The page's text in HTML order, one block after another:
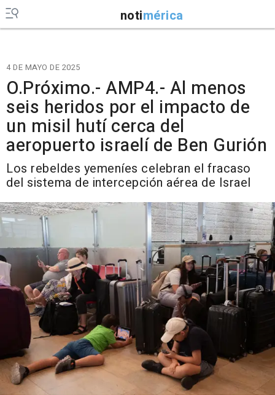
notimérica
4 DE MAYO DE 2025
O.Próximo.- AMP4.- Al menos
seis heridos por el impacto de
un misil hutí cerca del
aeropuerto israelí de Ben Gurión
Los rebeldes yemeníes celebran el fracaso
del sistema de intercepción aérea de Israel